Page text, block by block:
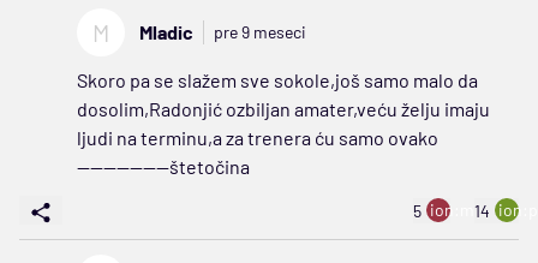
M Mladic pre 9 meseci
Skoro pa se slažem sve sokole,još samo malo da
dosolim,Radonjić ozbiljan amater,veću želju imaju
ljudi na terminu,a za trenera ću samo ovako
———————štetočina
5 ion:minus
14